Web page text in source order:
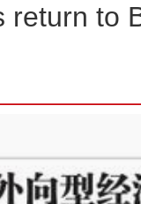
择进博的理
return to